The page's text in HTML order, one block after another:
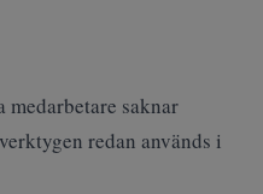
medarbetare saknar
redan används i